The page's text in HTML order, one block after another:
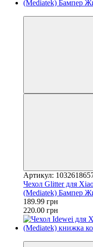
Артикул:
Чехол Glitter для
(Mediatek) Бампер
189.99 грн
220.00 грн